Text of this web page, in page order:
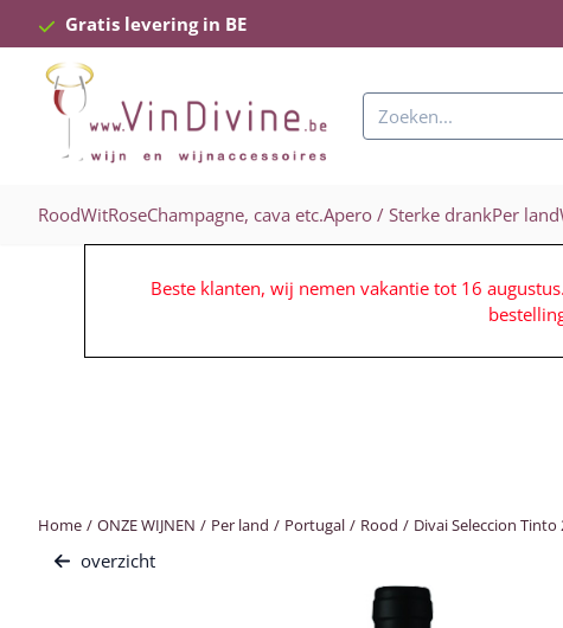
Cookievoorkeuren zijn beschikbaar. Kies instellingen of sta alle
Gratis levering in BE
Zoeken
RoodWitRoseChampagne, cava etc.Apero / Sterke drankPer land
Beste klanten, wij nemen vakantie tot 16
Home / ONZE WIJNEN / Per land / Portugal / Rood / Divai Seleccion Tinto
overzicht